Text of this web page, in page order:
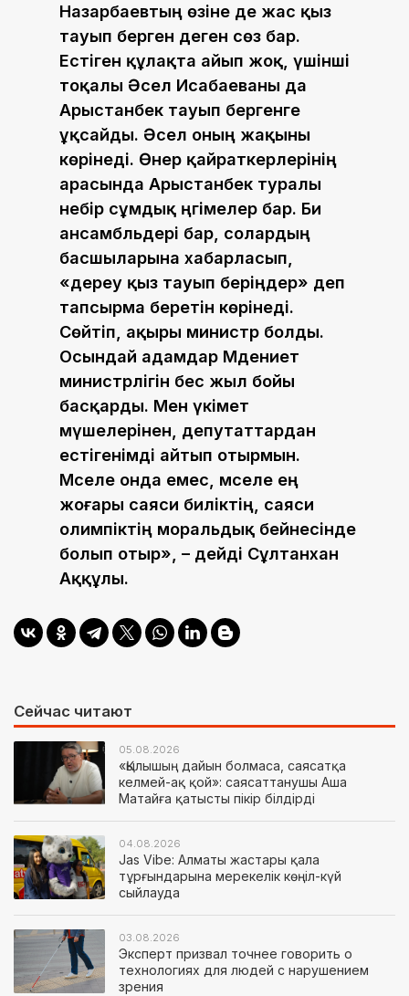
Назарбаевтың өзіне де жас қыз
тауып берген деген сөз бар.
Естіген құлақта айып жоқ, үшінші
тоқалы Әсел Исабаеваны да
Арыстанбек тауып бергенге
ұқсайды. Әсел оның жақыны
көрінеді. Өнер қайраткерлерінің
арасында Арыстанбек туралы
небір сұмдық әңгімелер бар. Би
ансамбльдері бар, солардың
басшыларына хабарласып,
«дереу қыз тауып беріңдер» деп
тапсырма беретін көрінеді.
Сөйтіп, ақыры министр болды.
Осындай адамдар Мәдениет
министрлігін бес жыл бойы
басқарды. Мен үкімет
мүшелерінен, депутаттардан
естігенімді айтып отырмын.
Мәселе онда емес, мәселе ең
жоғары саяси биліктің, саяси
олимпіктің моральдық бейнесінде
болып отыр», – дейді Сұлтанхан
Аққұлы.
Сейчас читают
05.08.2026
«Қылышың дайын болмаса, саясатқа
келмей-ақ қой»: саясаттанушы Аша
Матайға қатысты пікір білдірді
04.08.2026
Jas Vibe: Алматы жастары қала
тұрғындарына мерекелік көңіл-күй
сыйлауда
03.08.2026
Эксперт призвал точнее говорить о
технологиях для людей с нарушением
зрения